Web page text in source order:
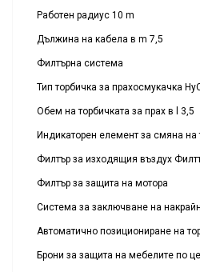
Работен радиус 10 m
Дължина на кабела в m 7,5
Филтърна система
Тип торбичка за прахосмукачка
Обем на торбичката за прах в l 3,5
Индикаторен елемент за смяна на
Филтър за изходящия въздух
Филтър за защита на мотора
Система за заключване на
Автоматично позициониране на
Брони за защита на мебелите по